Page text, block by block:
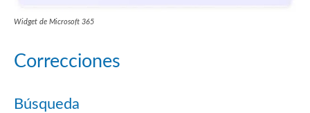
Widget de Microsoft 365
Correcciones
Búsqueda